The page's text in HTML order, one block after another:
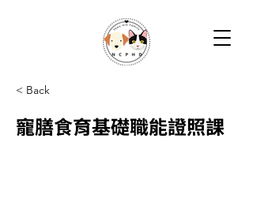
< Back
寵膳食育基礎職能證照課